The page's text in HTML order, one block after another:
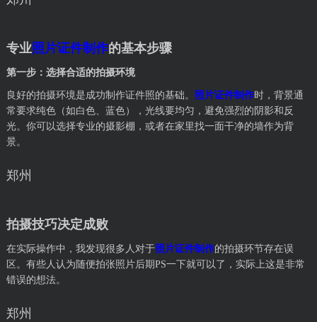
专业照片证件制作的基本步骤
第一步：选择合适的拍摄环境
良好的拍摄环境是成功制作证件照的基础。 照片证件制作时，背景通
常要求纯色（如白色、蓝色），光线要均匀，避免强烈的阴影和反
光。你可以选择专业的摄影棚，或者在家里找一面干净的墙作为背
景。
郑州
拍摄技巧决定成败
在实际操作中，我发现很多人对于照片证件制作的拍摄环节存在误
区。有些人认为随便拍张照片后期PS一下就可以了，实际上这是非常
错误的想法。
郑州